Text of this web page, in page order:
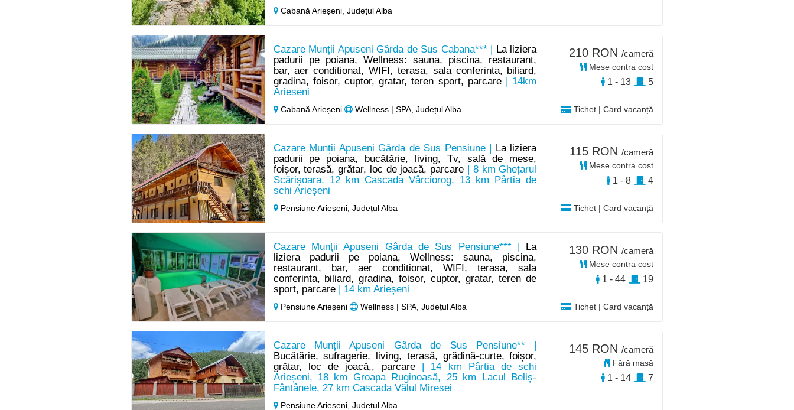
Cabană Arieșeni, Județul Alba
Cazare Munții Apuseni Gârda de Sus Cabana*** |
La liziera
padurii pe poiana, Wellness: sauna, piscina, restaurant,
bar, aer conditionat, WIFI, terasa, sala conferinta, biliard,
gradina, foisor, cuptor, gratar, teren sport, parcare| 14km
Arieșeni
Cabană Arieșeni Wellness | SPA, Județul Alba Tichet | Card vacanță
210 RON /cameră
Mese contra cost
1 - 13 5
Cazare Munții Apuseni Gârda de Sus Pensiune |
La liziera
padurii pe poiana, bucătărie, living, Tv, sală de mese,
foișor, terasă, grătar, loc de joacă, parcare | 8 km Ghețarul
Scărișoara, 12 km Cascada Vârciorog, 13 km Pârtia de
schi Arieșeni
Pensiune Arieșeni, Județul Alba Tichet | Card vacanță
115 RON /cameră
Mese contra cost
1 - 8 4
Cazare Munții Apuseni Gârda de Sus Pensiune*** |
La
liziera padurii pe poiana, Wellness: sauna, piscina,
restaurant, bar, aer conditionat, WIFI, terasa, sala
conferinta, biliard, gradina, foisor, cuptor, gratar, teren de
sport, parcare| 14 km Arieșeni
Pensiune Arieșeni Wellness | SPA, Județul Alba Tichet | Card vacanță
130 RON /cameră
Mese contra cost
1 - 44 19
Cazare Munții Apuseni Gârda de Sus Pensiune** |
Bucătărie, sufragerie, living, terasă, grădină-curte, foișor,
grătar, loc de joacă,, parcare| 14 km Pârtia de schi
Arieșeni, 18 km Groapa Ruginoasă, 25 km Lacul Beliș-
Fântânele, 27 km Cascada Vălul Miresei
Pensiune Arieșeni, Județul Alba
145 RON /cameră
Fără masă
1 - 14 7